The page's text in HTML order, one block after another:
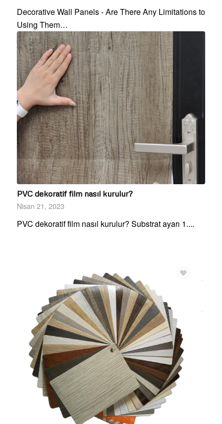
Decorative Wall Panels - Are There Any Limitations to
Using Them…
PVC dekoratif film nasıl kurulur?
Nisan 21, 2023
PVC dekoratif film nasıl kurulur? Substrat ayarı 1....